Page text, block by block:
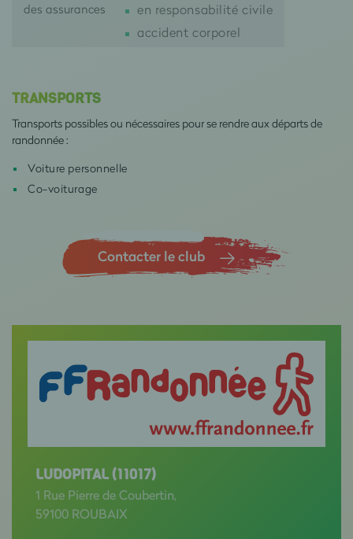
des assurances
en responsabilité civile
accident corporel
TRANSPORTS
Transports possibles ou nécessaires pour se rendre aux départs de
randonnée :
Voiture personnelle
Co-voiturage
Contacter le club
LUDOPITAL (11017)
1 Rue Pierre de Coubertin,
59100 ROUBAIX